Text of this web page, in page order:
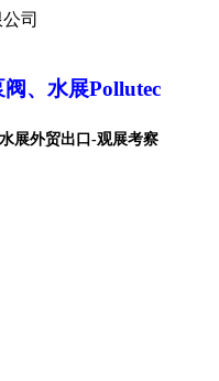
司
阀、水展Pollutec
展外贸出口-观展考察